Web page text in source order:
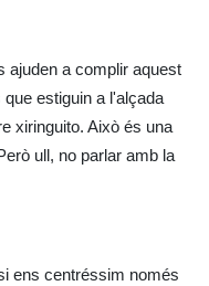
ajuden a complir aquest
estiguin a l'alçada
xiringuito. Això és una
ull, no parlar amb la
ens centréssim només